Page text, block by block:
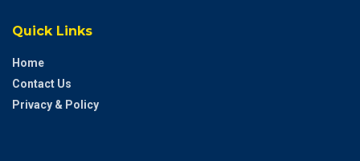
Quick Links
Home
Contact Us
Privacy & Policy